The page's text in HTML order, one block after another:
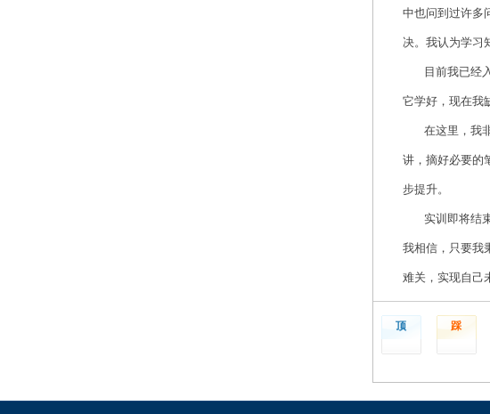
中也问到过许多
决。我认为学习
目前我已经
它学好，现在我
在这里，我
讲，摘好必要的
步提升。
实训即将结
我相信，只要我
难关，实现自己
顶 踩